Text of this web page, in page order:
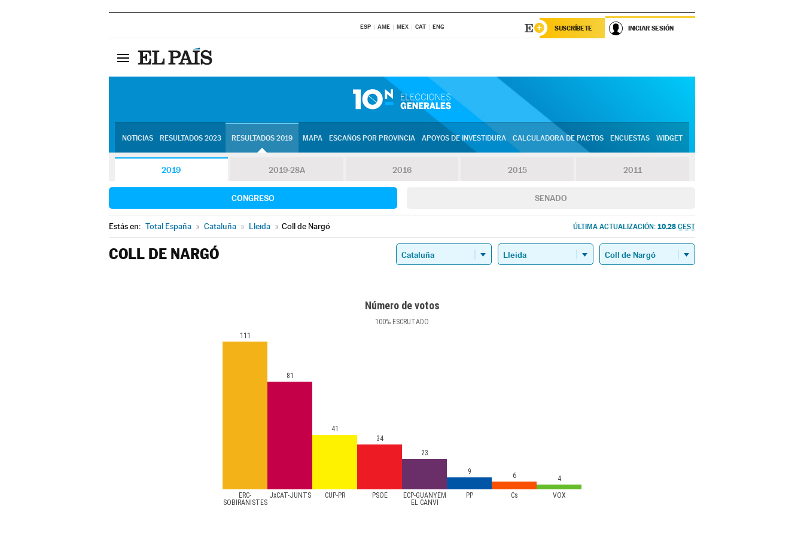
ESP AME MEX CAT ENG SUSCRÍBETE INICIAR SESIÓN
NOTICIAS RESULTADOS 2023 RESULTADOS 2019 MAPA ESCAÑOS POR PROVINCIA APOYOS DE INVESTIDURA CALCULADORA DE PACTOS ENCUESTAS WIDGET
2019 2019-28A 2016 2015 2011
CONGRESO SENADO
Estás en: Total España » Cataluña » Lleida » Coll de Nargó ÚLTIMA ACTUALIZACIÓN: 10.28 CEST
COLL DE NARGÓ
Número de votos
100% ESCRUTADO
ERC-
SOBIRANISTES
JxCAT-JUNTS CUP-PR PSOE
ECP-GUANYEM
EL CANVI
PP Cs VOX
111
81
41
34
23
9 6 4